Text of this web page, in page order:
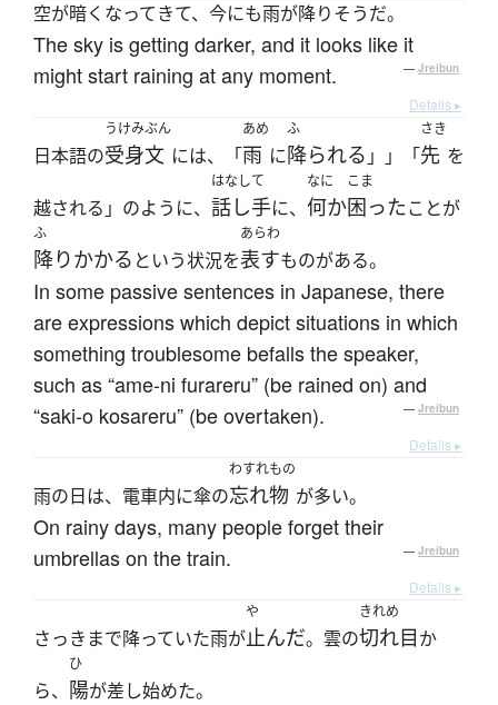
空が暗くなってきて、今にも雨が降りそうだ。
The sky is getting darker, and it looks like it
might start raining at any moment.
— Jreibun
Details ▸
日本語の
うけみぶん
受身文 には、「
あめ
雨 に
ふ
降られる 」」「
さき
先 を
越される」のように、
はなして
話し手に、
なに
何か
こま
困ったことが
ふ
降りかかる という状況を
あらわ
表すものがある。
In some passive sentences in Japanese, there
are expressions which depict situations in which
something troublesome befalls the speaker,
such as “ame-ni furareru” (be rained on) and
“saki-o kosareru” (be overtaken).
— Jreibun
Details ▸
雨の日は、電車内に傘の
わすれもの
忘れ物 が多い。
On rainy days, many people forget their
umbrellas on the train.
— Jreibun
Details ▸
さっきまで降っていた雨が
や
止んだ。雲の
きれめ
切れ目か
ら、
ひ
陽が差し始めた。